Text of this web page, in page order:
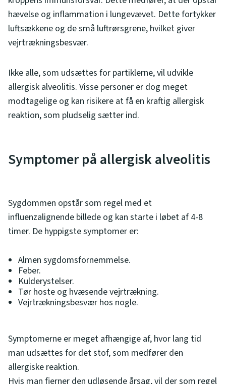
hævelse og inflammation i lungevævet. Dette fortykker
luftsækkene og de små luftrørsgrene, hvilket giver
vejrtrækningsbesvær.
Ikke alle, som udsættes for partiklerne, vil udvikle
allergisk alveolitis. Visse personer er dog meget
modtagelige og kan risikere at få en kraftig allergisk
reaktion, som pludselig sætter ind.
Symptomer på allergisk alveolitis
Sygdommen opstår som regel med et
influenzalignende billede og kan starte i løbet af 4-8
timer. De hyppigste symptomer er:
Almen sygdomsfornemmelse.
Feber.
Kulderystelser.
Tør hoste og hvæsende vejrtrækning.
Vejrtrækningsbesvær hos nogle.
Symptomerne er meget afhængige af, hvor lang tid
man udsættes for det stof, som medfører den
allergiske reaktion.
Hvis man fjerner den udløsende årsag, vil der som regel